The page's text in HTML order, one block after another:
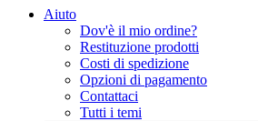
Aiuto
Dov'è il mio ordine?
Restituzione prodotti
Costi di spedizione
Opzioni di pagamento
Contattaci
Tutti i temi